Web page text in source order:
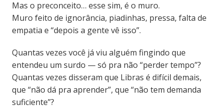
Mas o preconceito… esse sim, é o muro.
Muro feito de ignorância, piadinhas, pressa, falta de
empatia e “depois a gente vê isso”.
Quantas vezes você já viu alguém fingindo que
entendeu um surdo — só pra não “perder tempo”?
Quantas vezes disseram que Libras é difícil demais,
que “não dá pra aprender”, que “não tem demanda
suficiente”?